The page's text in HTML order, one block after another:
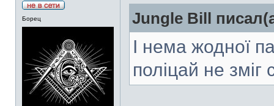
Борец Jungle Bill
І нема жодної
поліцай не